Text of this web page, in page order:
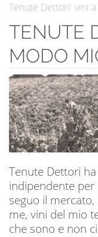
Tenute Dettori: vini
TENUTE
MODO
Tenute Dettori
indipendente
seguo il
me, vini del mio
che sono e non